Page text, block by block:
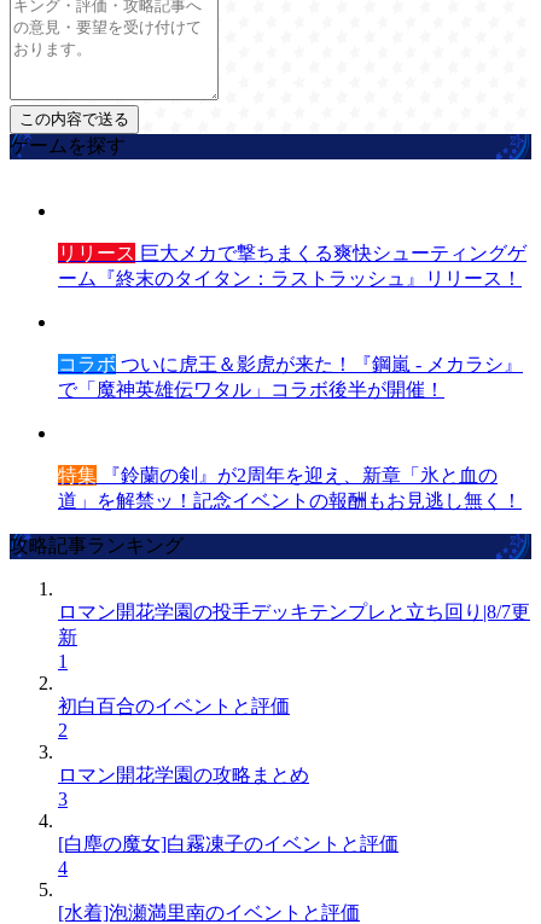
ゲームを探す
リリース 巨大メカで撃ちまくる爽快シューティングゲ
ーム『終末のタイタン：ラストラッシュ』リリース！
コラボ ついに虎王＆影虎が来た！『鋼嵐 - メカラシ』
で「魔神英雄伝ワタル」コラボ後半が開催！
特集 『鈴蘭の剣』が2周年を迎え、新章「氷と血の
道」を解禁ッ！記念イベントの報酬もお見逃し無く！
攻略記事ランキング
ロマン開花学園の投手デッキテンプレと立ち回り|8/7更
新
1
初白百合のイベントと評価
2
ロマン開花学園の攻略まとめ
3
[白塵の魔女]白霧凍子のイベントと評価
4
[水着]泡瀬満里南のイベントと評価